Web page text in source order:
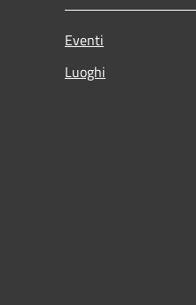
Eventi
Luoghi